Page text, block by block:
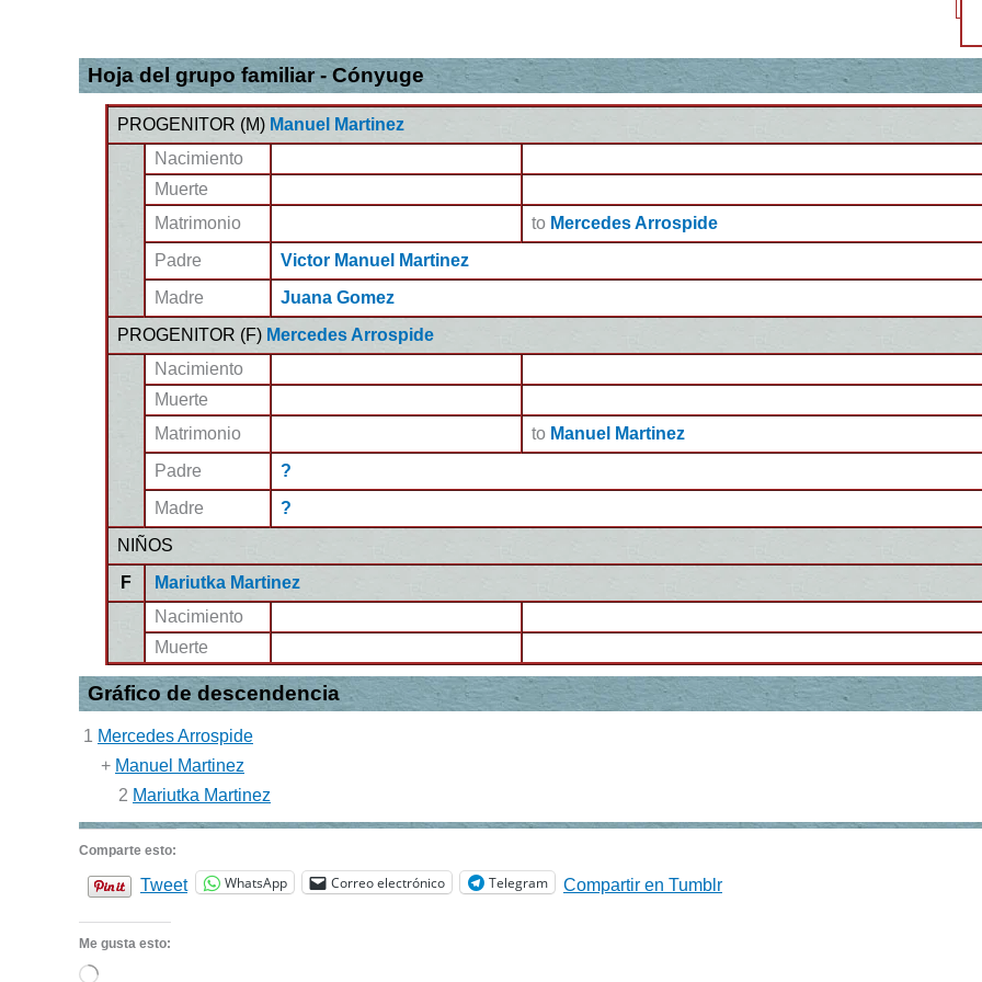
Hoja del grupo familiar - Cónyuge
PROGENITOR (M) Manuel Martinez
Nacimiento
Muerte
Matrimonio
to Mercedes Arrospide
Padre
Victor Manuel Martinez
Madre
Juana Gomez
PROGENITOR (F) Mercedes Arrospide
Nacimiento
Muerte
Matrimonio
to Manuel Martinez
Padre
?
Madre
?
NIÑOS
F
Mariutka Martinez
Nacimiento
Muerte
Gráfico de descendencia
1 Mercedes Arrospide
+ Manuel Martinez
2 Mariutka Martinez
Comparte esto:
Tweet WhatsApp Correo electrónico Telegram Compartir en Tumblr
Me gusta esto:
Cargando...